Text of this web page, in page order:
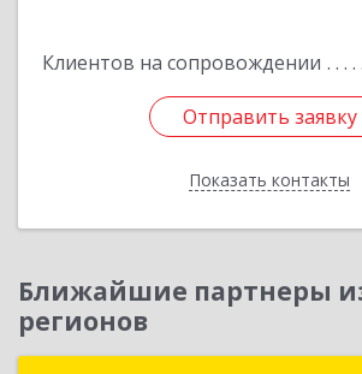
Клиентов на сопровождении
Отправить заявку
Показать контакты
Отправить заявку
Назад
Ближайшие партнеры
регионов